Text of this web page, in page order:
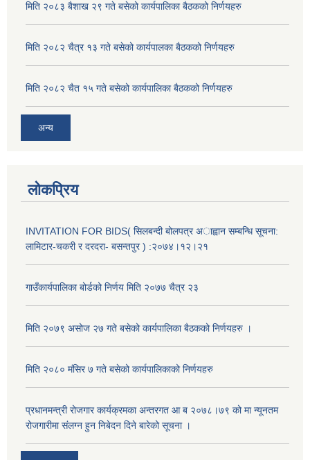
मिति २०८३ बैशाख २९ गते बसेको कार्यपालिका बैठकको निर्णयहरु
मिति २०८२ चैत्र १३ गते बसेको कार्यपालका बैठकको निर्णयहरु
मिति २०८२ चैत १५ गते बसेको कार्यपालिका बैठकको निर्णयहरु
अन्य
लोकप्रिय
INVITATION FOR BIDS( सिलबन्दी बोलपत्र अाह्वान सम्बन्धि सूचना:
लामिटार-चकरी र दरदरा- बसन्तपुर ) :२०७४।१२।२१
गाउँकार्यपालिका बोर्डको निर्णय मिति २०७७ चैत्र २३
मिति २०७९ असोज २७ गते बसेको कार्यपालिका बैठकको निर्णयहरु ।
मिति २०८० मंसिर ७ गते बसेको कार्यपालिकाको निर्णयहरु
प्रधानमन्त्री रोजगार कार्यक्रमका अन्तरगत आ ब २०७८।७९ को मा न्यूनतम
रोजगारीमा संलग्न हुन निबेदन दिने बारेको सूचना ।